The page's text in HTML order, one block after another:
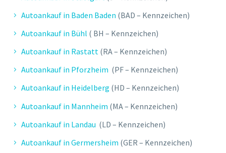
Autoankauf in Baden Baden (BAD – Kennzeichen)
Autoankauf in Bühl ( BH – Kennzeichen)
Autoankauf in Rastatt (RA – Kennzeichen)
Autoankauf in Pforzheim (PF – Kennzeichen)
Autoankauf in Heidelberg (HD – Kennzeichen)
Autoankauf in Mannheim (MA – Kennzeichen)
Autoankauf in Landau (LD – Kennzeichen)
Autoankauf in Germersheim (GER – Kennzeichen)